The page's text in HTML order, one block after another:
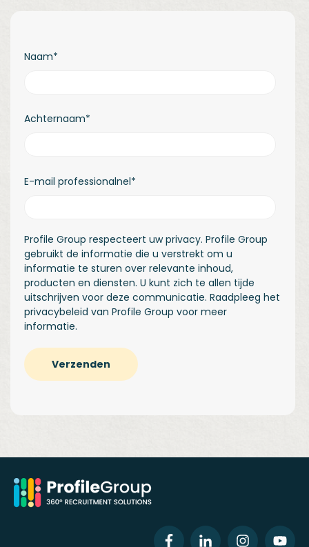
Naam*
Achternaam*
E-mail professionalnel*
Profile Group respecteert uw privacy. Profile Group
gebruikt de informatie die u verstrekt om u
informatie te sturen over relevante inhoud,
producten en diensten. U kunt zich te allen tijde
uitschrijven voor deze communicatie. Raadpleeg het
privacybeleid van Profile Group voor meer
informatie.